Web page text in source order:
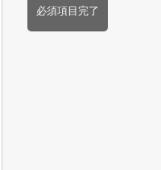
必須項目完了